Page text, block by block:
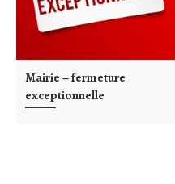
Mairie – fermeture
exceptionnelle